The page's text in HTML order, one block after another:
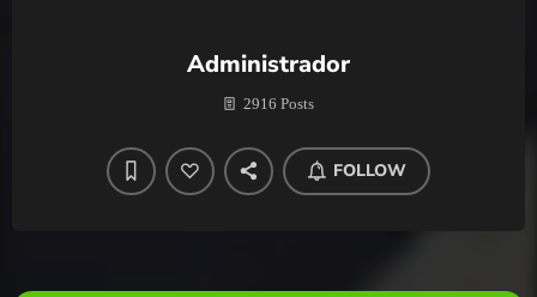
Administrador
2916 Posts
FOLLOW